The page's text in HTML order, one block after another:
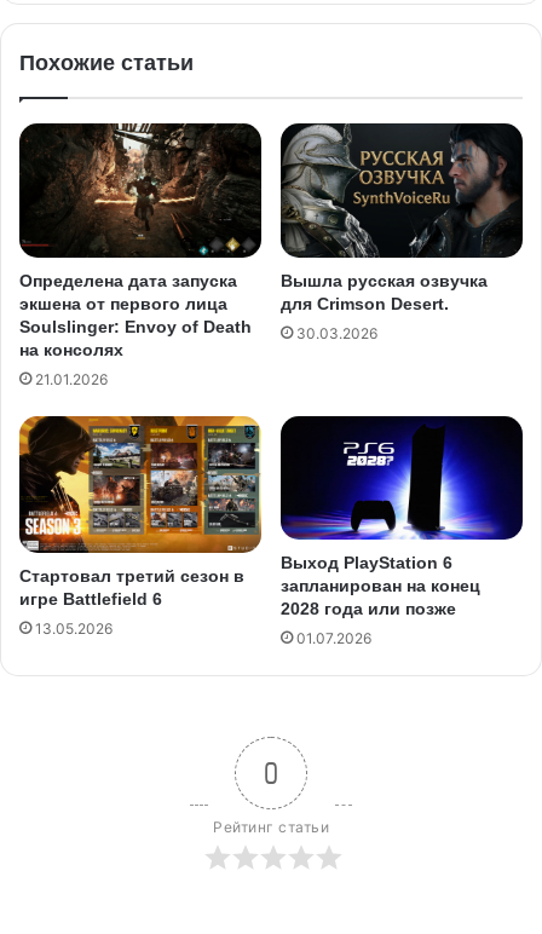
Похожие статьи
Определена дата запуска
экшена от первого лица
Soulslinger: Envoy of Death
на консолях
21.01.2026
Вышла русская озвучка
для Crimson Desert.
30.03.2026
Стартовал третий сезон в
игре Battlefield 6
13.05.2026
Выход PlayStation 6
запланирован на конец
2028 года или позже
01.07.2026
0
Рейтинг статьи